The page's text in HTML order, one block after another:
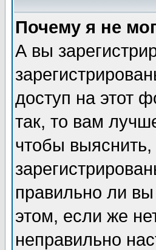
Почему я не
А вы
доступ на этот
так, то вам
чтобы
правильно ли
этом, если же
неправильно